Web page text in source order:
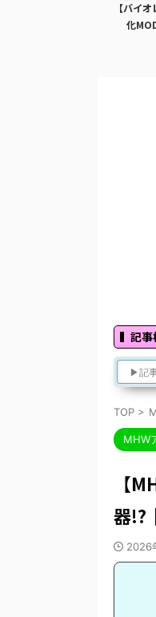
【バイ
化
記事
TOP >
MHW
【
器!?
2026